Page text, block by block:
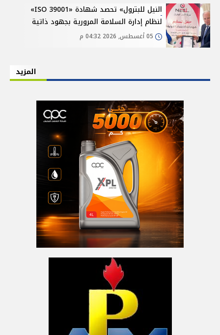
النيل للبترول» تحصد شهادة «ISO 39001»
لنظام إدارة السلامة المرورية بجهود ذاتية
المزيد